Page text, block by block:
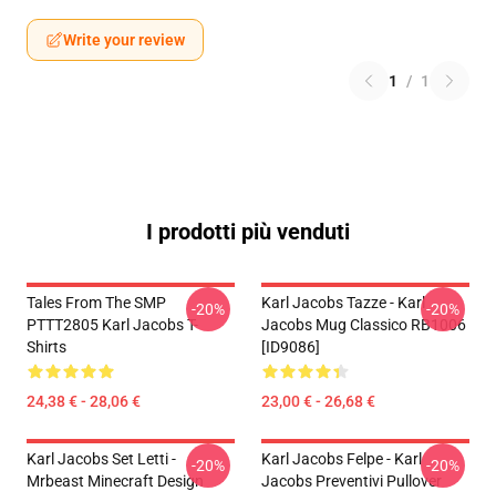
Write your review
1 / 1
I prodotti più venduti
Tales From The SMP
PTTT2805 Karl Jacobs T-
Shirts
24,38 € - 28,06 €
-20%
Karl Jacobs Tazze - Karl
Jacobs Mug Classico RB1006
[ID9086]
23,00 € - 26,68 €
-20%
Karl Jacobs Set Letti -
Mrbeast Minecraft Design
-20%
Karl Jacobs Felpe - Karl
Jacobs Preventivi Pullover
-20%